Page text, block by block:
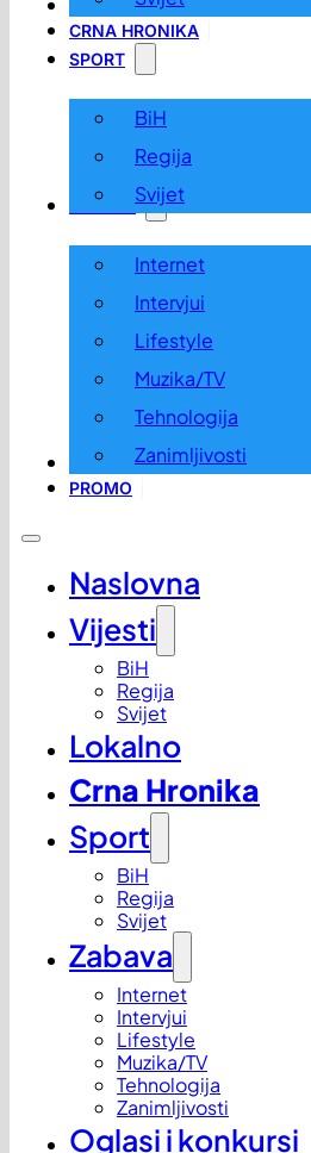
LOKALNO
CRNA HRONIKA
SPORT
BiH
Regija
Svijet
ZABAVA
Internet
Intervjui
Lifestyle
Muzika/TV
Tehnologija
Zanimljivosti
OGLASI I KONKURSI
PROMO
Naslovna
Vijesti
BiH
Regija
Svijet
Lokalno
Crna Hronika
Sport
BiH
Regija
Svijet
Zabava
Internet
Intervjui
Lifestyle
Muzika/TV
Tehnologija
Zanimljivosti
Oglasi i konkursi